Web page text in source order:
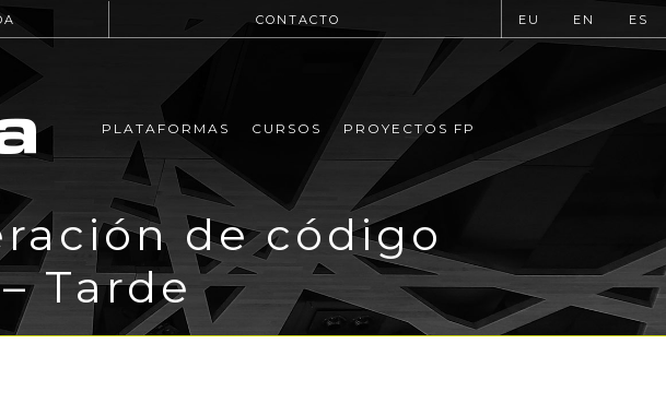
CONTACTO EU EN ES
PLATAFORMAS CURSOS PROYECTOS FP
de código
Tarde